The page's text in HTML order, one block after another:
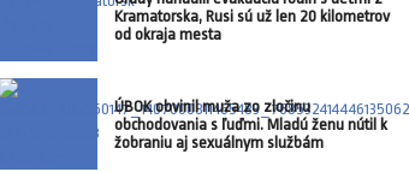
Kramatorska, Rusi sú už len 20 kilometrov
od okraja mesta
ÚBOK obvinil muža zo zločinu
obchodovania s ľuďmi. Mladú ženu nútil k
žobraniu aj sexuálnym službám